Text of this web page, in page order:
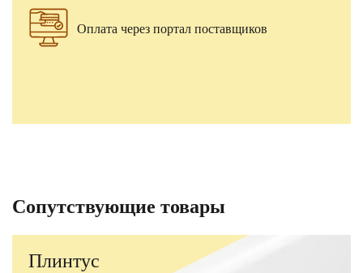
Оплата через портал поставщиков
Сопутствующие товары
Плинтус